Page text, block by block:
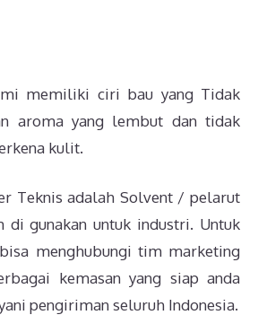
memiliki ciri bau yang Tidak
aroma yang lembut dan tidak
kulit.
Teknis adalah Solvent / pelarut
di gunakan untuk industri. Untuk
menghubungi tim marketing
kemasan yang siap anda
pengiriman seluruh Indonesia.